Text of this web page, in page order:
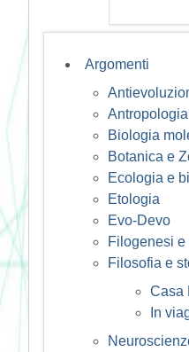
Argomenti
Antropologia
Biologia
Botanica e
Ecologia e
Etologia
Evo-Devo
Filogenesi e
Filosofia e
Casa
In